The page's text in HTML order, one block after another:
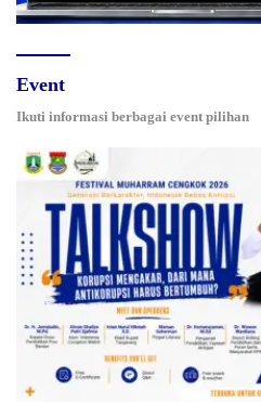
Event
Ikuti informasi berbagai event pilihan